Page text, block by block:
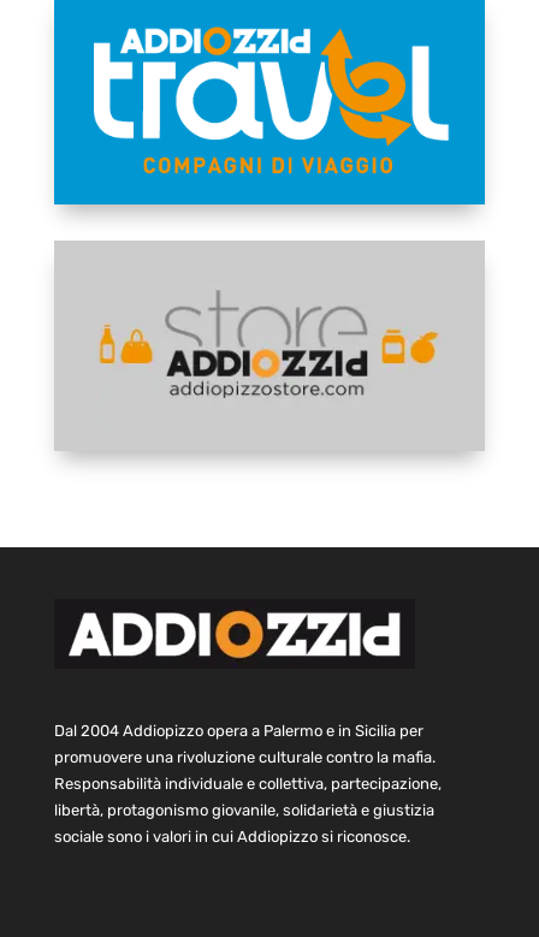
Dal 2004 Addiopizzo opera a Palermo e in Sicilia per
promuovere una rivoluzione culturale contro la mafia.
Responsabilità individuale e collettiva, partecipazione,
libertà, protagonismo giovanile, solidarietà e giustizia
sociale sono i valori in cui Addiopizzo si riconosce.